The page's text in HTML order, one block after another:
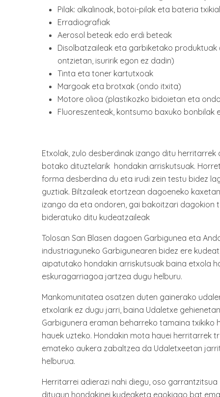
Pilak: alkalinoak, botoi-pilak eta bateria
Erradiografiak
Aerosol beteak edo erdi beteak
Disolbatzaileak eta garbiketako
ontzietan, isuririk egon ez dadin)
Tinta eta toner kartutxoak
Margoak eta brotxak (ondo itxita)
Motore olioa (plastikozko bidoietan eta
Fluoreszenteak, kontsumo baxuko bonbilak
Etxolak, zulo desberdinak izango ditu herritarrek
botako dituztelarik hondakin arriskutsuak.
forma desberdina du eta irudi zein testu bidez
guztiak. Biltzaileak etortzean dagoeneko
izango da eta ondoren, gai bakoitzari dagokion
bideratuko ditu kudeatzaileak
Tolosan San Blasen dagoen Garbigunea eta
industriaguneko Garbigunearen bidez ere
aipatutako hondakin arriskutsuak baina etxola
eskuragarriagoa jartzea dugu helburu.
Mankomunitatea osatzen duten gainerako
etxolarik ez dugu jarri, baina Udaletxe
Garbigunera eraman beharreko tamaina txikiko
hauek uzteko. Hondakin mota hauei herritarrek
emateko aukera zabaltzea da Udaletxeetan
helburua.
Herritarrei adierazi nahi diegu, oso
ditugun hondakinei kudeaketa egokiago bat